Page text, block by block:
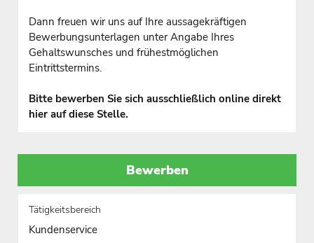
Dann freuen wir uns auf Ihre aussagekräftigen
Bewerbungsunterlagen unter Angabe Ihres
Gehaltswunsches und frühestmöglichen
Eintrittstermins.
Bitte bewerben Sie sich ausschließlich online direkt
hier auf diese Stelle.
Bewerben
Tätigkeitsbereich
Kundenservice